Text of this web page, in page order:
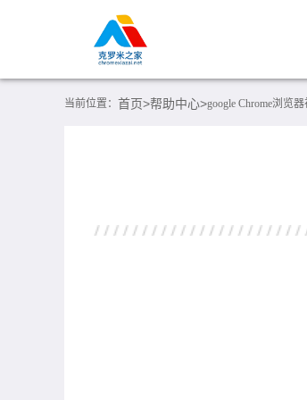
当前位置： 首页>帮助中心>google Chrome浏览